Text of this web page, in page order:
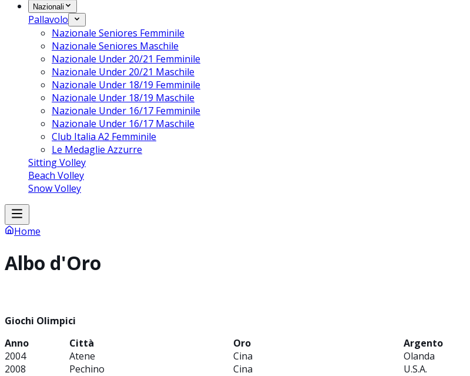
Nazionali
Pallavolo
Nazionale Seniores Femminile
Nazionale Seniores Maschile
Nazionale Under 20/21 Femminile
Nazionale Under 20/21 Maschile
Nazionale Under 18/19 Femminile
Nazionale Under 18/19 Maschile
Nazionale Under 16/17 Femminile
Nazionale Under 16/17 Maschile
Club Italia A2 Femminile
Le Medaglie Azzurre
Sitting Volley
Beach Volley
Snow Volley
Home
Albo d'Oro
Giochi Olimpici
Anno
Città Oro Argento
2004
Atene Cina Olanda
2008
Pechino Cina U.S.A.